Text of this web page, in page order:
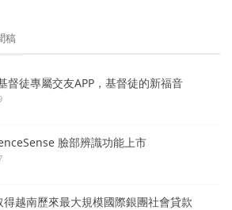
稿
督徒專屬交友APP，基督徒的新福音
臉部辨識功能上市
得越南歷來最大規模國際銀團社會貸款